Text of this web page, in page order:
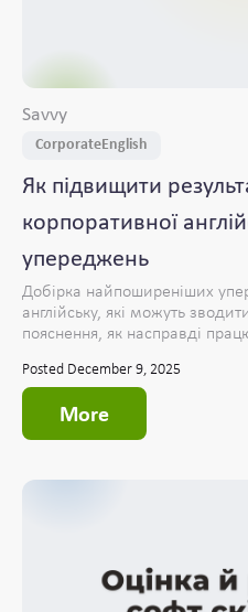
Savvy
CorporateEnglish
Як підвищити
корпоративної
упереджень
Добірка найпоширеніших
англійську, які можуть
пояснення, як насправді
Posted December 9, 2025
More